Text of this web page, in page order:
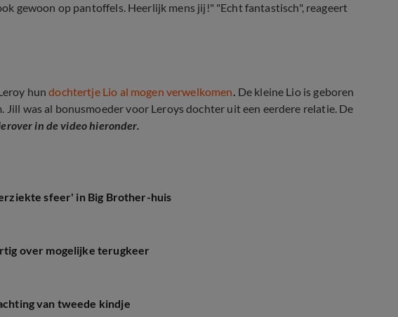
gewoon op pantoffels. Heerlijk mens jij!" "Echt fantastisch", reageert
hundochtertje Lio al mogen verwelkomen. De kleine Lio is geboren
Jill was al bonusmoeder voor Leroys dochter uit een eerdere relatie. De
in de video hieronder.
sfeer' in Big Brother-huis
over mogelijke terugkeer
van tweede kindje